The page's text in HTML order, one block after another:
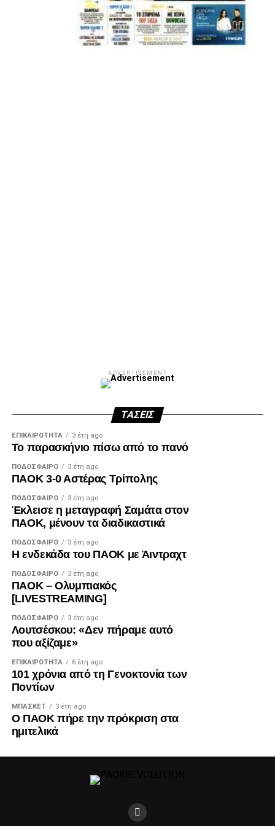
ADVERTISEMENT
ΤΆΣΕΙΣ
ΕΠΙΚΑΙΡΌΤΗΤΑ 3 έτη ago
Το παρασκήνιο πίσω από το πανό
ΠΟΔΌΣΦΑΙΡΟ 3 έτη ago
ΠΑΟΚ 3-0 Αστέρας Τρίπολης
ΠΟΔΌΣΦΑΙΡΟ 3 έτη ago
Έκλεισε η μεταγραφή Σαμάτα στον
ΠΑΟΚ, μένουν τα διαδικαστικά
ΠΟΔΌΣΦΑΙΡΟ 3 έτη ago
Η ενδεκάδα του ΠΑΟΚ με Άιντραχτ
ΠΟΔΌΣΦΑΙΡΟ 3 έτη ago
ΠΑΟΚ – Ολυμπιακός
[LIVESTREAMING]
ΠΟΔΌΣΦΑΙΡΟ 3 έτη ago
Λουτσέσκου: «Δεν πήραμε αυτό
που αξίζαμε»
ΕΠΙΚΑΙΡΌΤΗΤΑ 6 έτη ago
101 χρόνια από τη Γενοκτονία των
Ποντίων
ΜΠΆΣΚΕΤ 3 έτη ago
Ο ΠΑΟΚ πήρε την πρόκριση στα
ημιτελικά